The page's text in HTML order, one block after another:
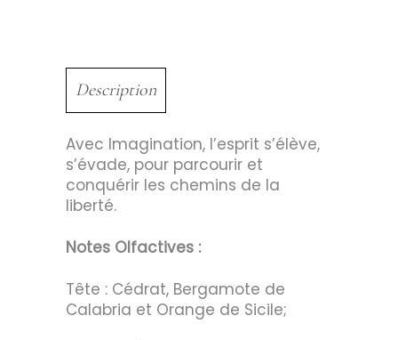
Description
Avec Imagination, l’esprit s’élève,
s’évade, pour parcourir et
conquérir les chemins de la
liberté.
Notes Olfactives :
Tête : Cédrat, Bergamote de
Calabria et Orange de Sicile;